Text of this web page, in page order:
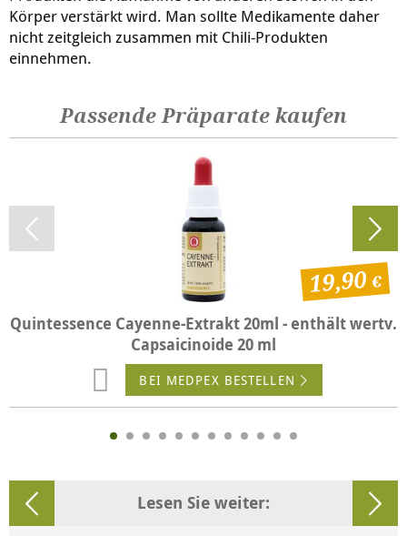
Körper verstärkt wird. Man sollte Medikamente daher
nicht zeitgleich zusammen mit Chili-Produkten
einnehmen.
Passende Präparate kaufen
Quintessence Cayenne-Extrakt 20ml - enthält wertv.
Capsaicinoide 20 ml
19,90
BEI MEDPEX BESTELLEN
Lesen Sie weiter: